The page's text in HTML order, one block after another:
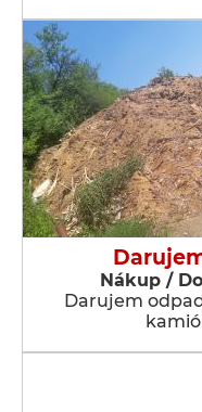
Nákup /
Darujem